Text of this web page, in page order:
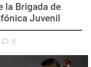
la Brigada de
Juvenil
0